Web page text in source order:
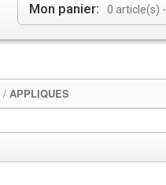
Mon panier: 0 article(s) -
/ APPLIQUES